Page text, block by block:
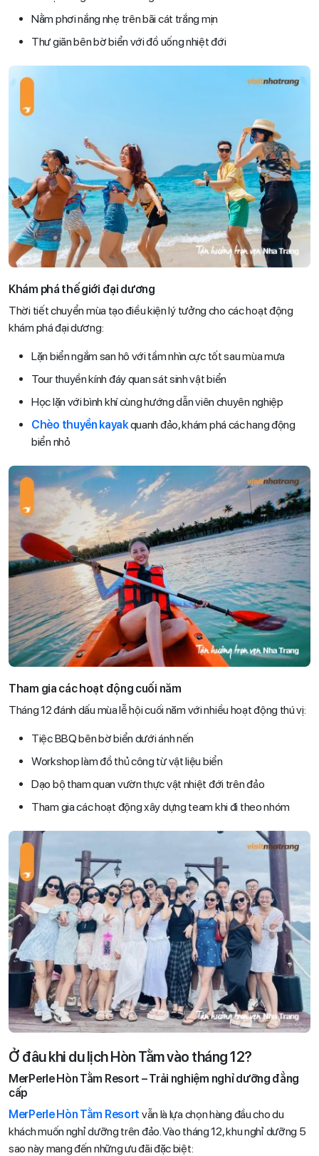
Nằm phơi nắng nhẹ trên bãi cát trắng mịn
Thư giãn bên bờ biển với đồ uống nhiệt đới
Khám phá thế giới đại dương
Thời tiết chuyển mùa tạo điều kiện lý tưởng cho các hoạt động
khám phá đại dương:
Lặn biển ngắm san hô với tầm nhìn cực tốt sau mùa mưa
Tour thuyền kính đáy quan sát sinh vật biển
Học lặn với bình khí cùng hướng dẫn viên chuyên nghiệp
Chèo thuyền kayakquanh đảo, khám phá các hang động
biển nhỏ
Tham gia các hoạt động cuối năm
Tháng 12 đánh dấu mùa lễ hội cuối năm với nhiều hoạt động thú vị:
Tiệc BBQ bên bờ biển dưới ánh nến
Workshop làm đồ thủ công từ vật liệu biển
Dạo bộ tham quan vườn thực vật nhiệt đới trên đảo
Tham gia các hoạt động xây dựng team khi đi theo nhóm
Ở đâu khi du lịch Hòn Tằm vào tháng 12?
MerPerle Hòn Tằm Resort – Trải nghiệm nghỉ dưỡng đẳng
cấp
MerPerle Hòn Tằm Resort vẫn là lựa chọn hàng đầu cho du
khách muốn nghỉ dưỡng trên đảo. Vào tháng 12, khu nghỉ dưỡng 5
sao này mang đến những ưu đãi đặc biệt: